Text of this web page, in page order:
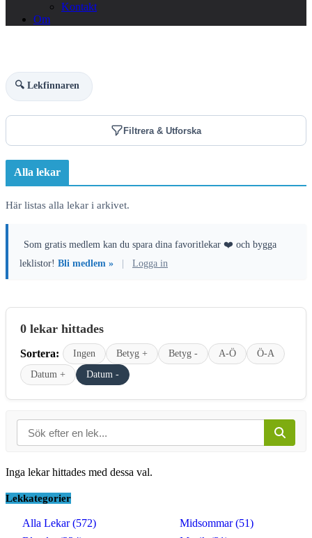
Kontakt
Om
🔍 Lekfinnaren
Filtrera & Utforska
Alla lekar
Här listas alla lekar i arkivet.
Som gratis medlem kan du spara dina favoritlekar ❤️ och bygga
leklistor! Bli medlem » Logga in
0 lekar hittades
Sortera: Ingen Betyg + Betyg - A-Ö
Ö-A
Datum +
Datum -
Inga lekar hittades med dessa val.
Lekkategorier
Alla Lekar (572)
Midsommar (51)